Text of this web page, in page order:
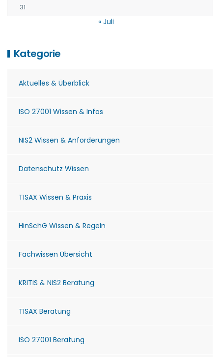
31
« Juli
Kategorie
Aktuelles & Überblick
ISO 27001 Wissen & Infos
NIS2 Wissen & Anforderungen
Datenschutz Wissen
TISAX Wissen & Praxis
HinSchG Wissen & Regeln
Fachwissen Übersicht
KRITIS & NIS2 Beratung
TISAX Beratung
ISO 27001 Beratung